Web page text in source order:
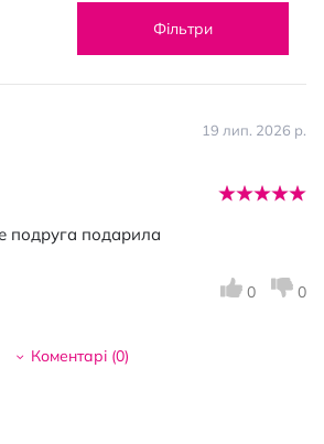
Фільтри
19 лип. 2026 р.
подруга подарила
Коментарі (0)
0 0